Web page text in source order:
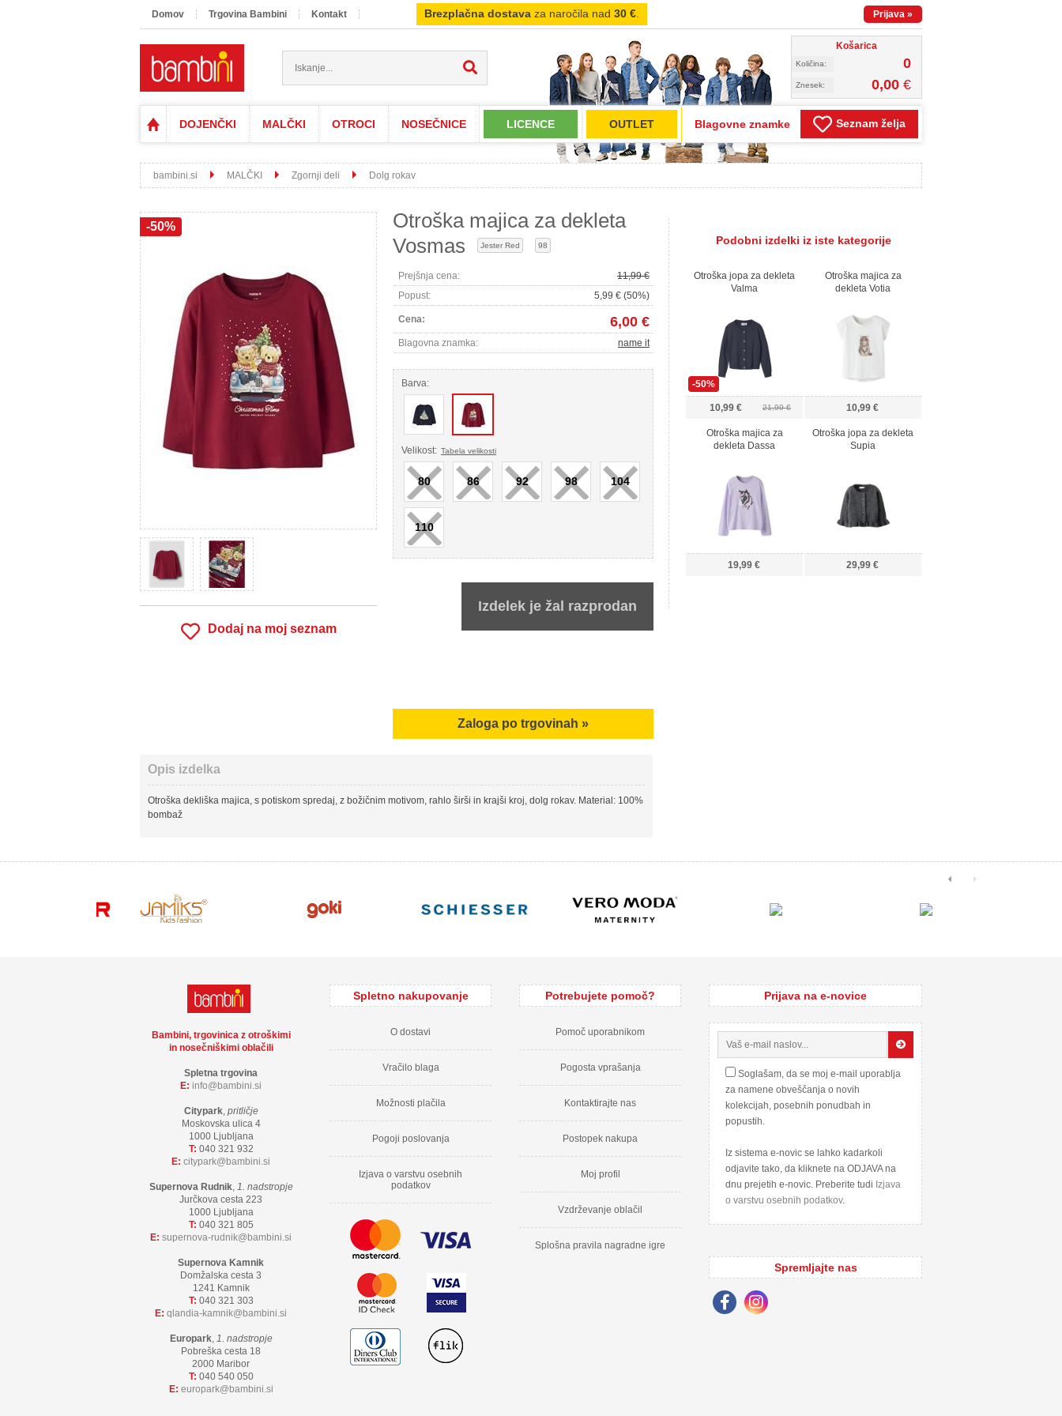
Domov Trgovina Bambini Kontakt Brezplačna dostava za naročila nad 30 € Prijava »
Košarica
Količina: 0
Znesek: 0,00 €
DOJENČKI MALČKI OTROCI NOSEČNICE LICENCE OUTLET Blagovne znamke Seznam želja
bambini.si MALČKI Zgornji deli Dolg rokav
Otroška majica za dekleta
Vosmas
Jester Red 98
-50%
Dodaj na moj seznam
Prejšnja cena:
11,99 €
Popust:
5,99 € (50%)
Cena: 6,00 €
Blagovna znamka: name it
Barva:
Velikost: Tabela velikosti
80
× 86
× 92
× 98
× 104
×
110
×
Izdelek je žal razprodan
Zaloga po trgovinah »
Opis izdelka
Otroška dekliška majica, s potiskom spredaj, z božičnim motivom, rahlo širši in krajši kroj, dolg rokav. Material: 100%
bombaž
Podobni izdelki iz iste kategorije
-50%
Otroška jopa za dekleta
Valma
21,99 €
10,99 €
Otroška majica za
dekleta Votia
10,99 €
Otroška majica za
dekleta Dassa
19,99 €
Otroška jopa za dekleta
Supia
29,99 €
Bambini, trgovinica z otroškimi
in nosečniškimi oblačili
Spletna trgovina
E: info bambini.si
Citypark, pritličje
Moskovska ulica 4
1000 Ljubljana
T: 040 321 932
E: citypark bambini.si
Supernova Rudnik, 1. nadstropje
Jurčkova cesta 223
1000 Ljubljana
T: 040 321 805
E: supernova-rudnik bambini.si
Supernova Kamnik
Domžalska cesta 3
1241 Kamnik
T: 040 321 303
E: qlandia-kamnik bambini.si
Europark, 1. nadstropje
Pobreška cesta 18
2000 Maribor
T: 040 540 050
E: europark bambini.si
Spletno nakupovanje
O dostavi
Vračilo blaga
Možnosti plačila
Pogoji poslovanja
Izjava o varstvu osebnih
podatkov
Potrebujete pomoč?
Pomoč uporabnikom
Pogosta vprašanja
Kontaktirajte nas
Postopek nakupa
Moj profil
Vzdrževanje oblačil
Splošna pravila nagradne igre
Prijava na e-novice
Soglašam, da se moj e-mail uporablja
za namene obveščanja o novih
kolekcijah, posebnih ponudbah in
popustih.
Iz sistema e-novic se lahko kadarkoli
odjavite tako, da kliknete na ODJAVA na
dnu prejetih e-novic. Preberite tudi Izjava
o varstvu osebnih podatkov.
Spremljajte nas